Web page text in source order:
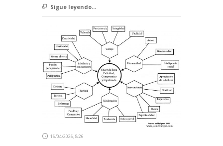
Sigue leyendo...
16/04/2026, 8:26